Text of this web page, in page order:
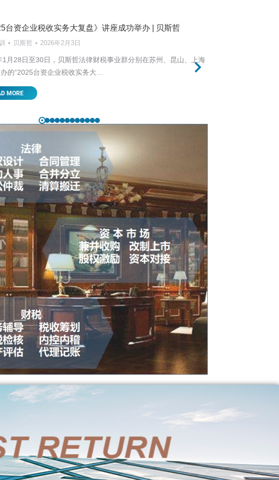
台资企业税收实务大复盘》讲座成功举办 | 贝斯哲
贝斯哲 2026年2月3日
1月28日至30日，贝斯哲法律财税事业群分别在苏州、昆山、上海
的“2025台资企业税收实务大…
MORE